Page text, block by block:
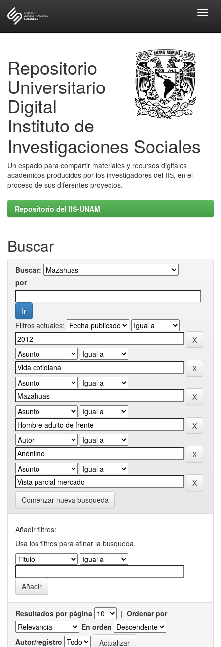
Repositorio
Universitario
Digital
Instituto de
Investigaciones Sociales
Un espacio para compartir materiales y recursos digitales
académicos producidos por los investigadores del IIS, en el
proceso de sus diferentes proyectos.
Repositorio del IIS-UNAM
Buscar
Buscar:
por
Filtros actuales:
Comenzar nueva busqueda
Añadir filtros:
Usa los filtros para afinar la busqueda.
Resultados por página | Ordenar por
En orden
Autor/registro